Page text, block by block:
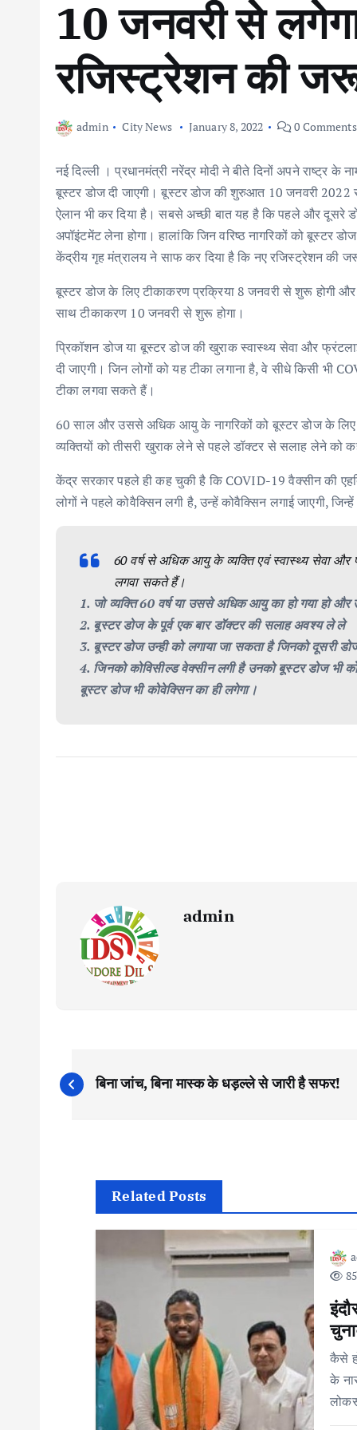
10 जनवरी से
रजिस्ट्रेशन की
admin City News January 8, 2022 0 Comments
नई दिल्ली । प्रधानमंत्री नरेंद्र मोदी ने बीते दिनों अपने राष्ट्र के
बूस्टर डोज दी जाएगी। बूस्टर डोज की शुरुआत 10 जनवरी
ऐलान भी कर दिया है। सबसे अच्छी बात यह है कि पहले और दूसरे
अपॉइंटमेंट लेना होगा। हालांकि जिन वरिष्ठ नागरिकों को बूस्टर
केंद्रीय गृह मंत्रालय ने साफ कर दिया है कि नए रजिस्ट्रेशन की
बूस्टर डोज के लिए टीकाकरण प्रक्रिया 8 जनवरी से शुरू होगी
साथ टीकाकरण 10 जनवरी से शुरू होगा।
प्रिकॉशन डोज या बूस्टर डोज की खुराक स्वास्थ्य सेवा और
दी जाएगी। जिन लोगों को यह टीका लगाना है, वे सीधे किसी
टीका लगवा सकते हैं।
60 साल और उससे अधिक आयु के नागरिकों को बूस्टर डोज के
व्यक्तियों को तीसरी खुराक लेने से पहले डॉक्टर से सलाह लेने को
केंद्र सरकार पहले ही कह चुकी है कि COVID-19 वैक्सीन की
लोगों ने पहले कोवैक्सिन लगी है, उन्हें कोवैक्सिन लगाई जाएगी,
60 वर्ष से अधिक आयु के व्यक्ति एवं स्वास्थ्य सेवा और
लगवा सकते हैं।
1. जो व्यक्ति 60 वर्ष या उससे अधिक आयु का हो गया हो और
2. बूस्टर डोज के पूर्व एक बार डॉक्टर की सलाह अवश्य ले ले
3. बूस्टर डोज उन्ही को लगाया जा सकता है जिनको दूसरी
4. जिनको कोविसील्ड वेक्सीन लगी है उनको बूस्टर डोज भी
बूस्टर डोज भी कोवेक्सिन का ही लगेगा।
admin
P
बिना जांच, बिना मास्क के धड़ल्ले से जारी है सफर!
Related Posts
कैसे
के